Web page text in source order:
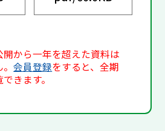
から一年を超えた資料は
。会員登録をすると、全期
きます。